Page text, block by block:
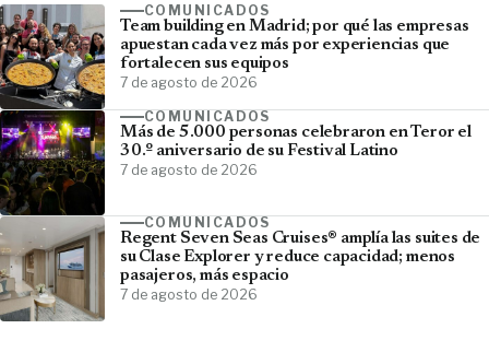
COMUNICADOS
Team building en Madrid; por qué las empresas
apuestan cada vez más por experiencias que
fortalecen sus equipos
7 de agosto de 2026
COMUNICADOS
Más de 5.000 personas celebraron en Teror el
30.º aniversario de su Festival Latino
7 de agosto de 2026
COMUNICADOS
Regent Seven Seas Cruises® amplía las suites de
su Clase Explorer y reduce capacidad; menos
pasajeros, más espacio
7 de agosto de 2026